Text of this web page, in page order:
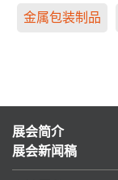
金属包装制品
展会简介
展会新闻稿